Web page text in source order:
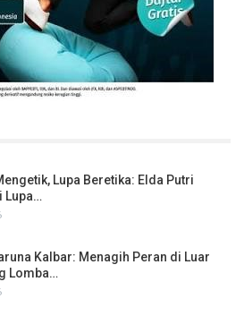
Lupa Beretika: Elda Putri
Lupa…
Kalbar: Menagih Peran di Luar
Lomba…